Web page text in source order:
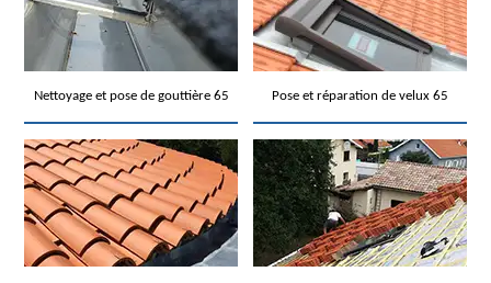
Nettoyage et pose de gouttière 65 Pose et réparation de velux 65